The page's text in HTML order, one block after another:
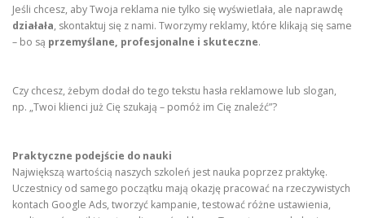
Jeśli chcesz, aby Twoja reklama nie tylko się wyświetlała, ale naprawdę
działała, skontaktuj się z nami. Tworzymy reklamy, które klikają się same
– bo są przemyślane, profesjonalne i skuteczne.
Czy chcesz, żebym dodał do tego tekstu hasła reklamowe lub slogan,
np. „Twoi klienci już Cię szukają – pomóż im Cię znaleźć”?
Praktyczne podejście do nauki
Największą wartością naszych szkoleń jest nauka poprzez praktykę.
Uczestnicy od samego początku mają okazję pracować na rzeczywistych
kontach Google Ads, tworzyć kampanie, testować różne ustawienia,